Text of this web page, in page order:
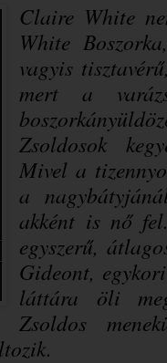
Claire White
White
vagyis
mert a
Zsoldosok
Mivel a
a
akként is nő
egyszerű,
Gideont,
láttára öli
Zsoldos